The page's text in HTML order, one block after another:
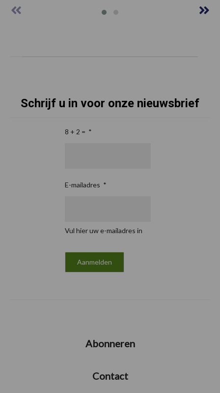
Schrijf u in voor onze nieuwsbrief
8 + 2 = *
E-mailadres *
Vul hier uw e-mailadres in
Abonneren
Contact